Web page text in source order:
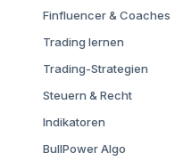
Finfluencer & Coaches
Trading lernen
Trading-Strategien
Steuern & Recht
Indikatoren
BullPower Algo